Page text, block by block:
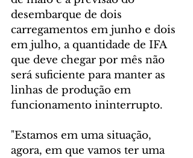
desembarque de dois
carregamentos em junho e dois
em julho, a quantidade de IFA
que deve chegar por mês não
será suficiente para manter as
linhas de produção em
funcionamento ininterrupto.
"Estamos em uma situação,
agora, em que vamos ter uma